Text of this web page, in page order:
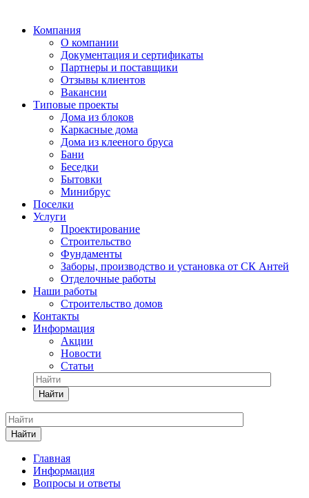
Компания
О компании
Документация и сертификаты
Партнеры и поставщики
Отзывы клиентов
Вакансии
Типовые проекты
Дома из блоков
Каркасные дома
Дома из клееного бруса
Бани
Беседки
Бытовки
Минибрус
Поселки
Услуги
Проектирование
Строительство
Фундаменты
Заборы, производство и установка от СК Антей
Отделочные работы
Наши работы
Строительство домов
Контакты
Информация
Акции
Новости
Статьи
Найти
Найти
Главная
Информация
Вопросы и ответы